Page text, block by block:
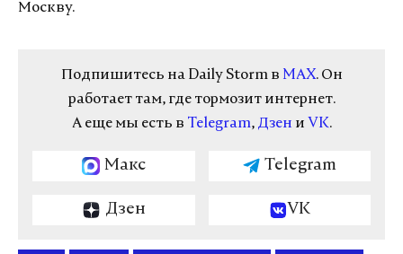
Москву.
Подпишитесь на Daily Storm в MAX. Он
работает там, где тормозит интернет.
А еще мы есть в Telegram, Дзен и VK.
Макс Telegram
Дзен VK